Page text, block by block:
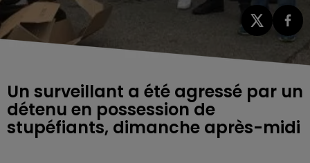
Un surveillant a été agressé par un
détenu en possession de
stupéfiants, dimanche après-midi